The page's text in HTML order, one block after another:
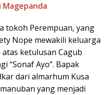
Magepanda
tokoh Perempuan, yang
Nope mewakili keluarga
ketulusan Cagub
“Sonaf Ayo”. Bapak
dari almarhum Kusa
yang menjadi